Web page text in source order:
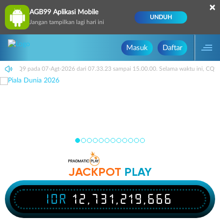
AGB99 Aplikasi Mobile
Jangan tampilkan lagi hari ini
UNDUH
×
Masuk Daftar
CQ9 pada 07-Agt-2026 dari 07.33.23 sampai 15.00.00. Selama waktu ini,
JACKPOT PLAY
IDR 12,731,219,666